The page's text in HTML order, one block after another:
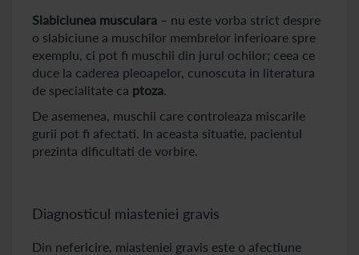
Slabiciunea musculara – nu este vorba strict despre
o slabiciune a muschilor membrelor inferioare spre
exemplu, ci pot fi muschii din jurul ochilor; ceea ce
duce la caderea pleoapelor, cunoscuta in literatura
de specialitate ca ptoza.
De asemenea, muschii care controleaza miscarile
gurii pot fi afectati. In aceasta situatie, pacientul
prezinta dificultati de vorbire.
Diagnosticul miasteniei gravis
Din nefericire, miasteniei gravis este o afectiune